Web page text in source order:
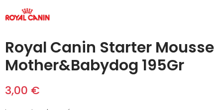
Royal Canin Starter Mousse
Mother&Babydog 195Gr
3,00 €